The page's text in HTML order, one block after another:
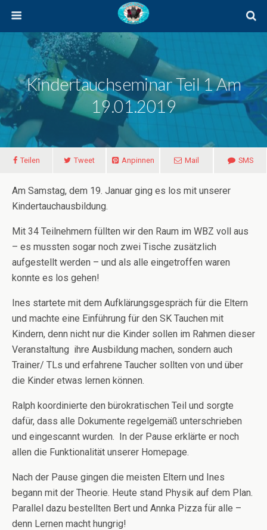
Kindertauchseminar Teil 1 Am
19.01.2019
Teilen Tweet Anpinnen Mail SMS
Am Samstag, dem 19. Januar ging es los mit unserer
Kindertauchausbildung.
Mit 34 Teilnehmern füllten wir den Raum im WBZ voll aus
– es mussten sogar noch zwei Tische zusätzlich
aufgestellt werden – und als alle eingetroffen waren
konnte es los gehen!
Ines startete mit dem Aufklärungsgespräch für die Eltern
und machte eine Einführung für den SK Tauchen mit
Kindern, denn nicht nur die Kinder sollen im Rahmen dieser
Veranstaltung ihre Ausbildung machen, sondern auch
Trainer/ TLs und erfahrene Taucher sollten von und über
die Kinder etwas lernen können.
Ralph koordinierte den bürokratischen Teil und sorgte
dafür, dass alle Dokumente regelgemäß unterschrieben
und eingescannt wurden. In der Pause erklärte er noch
allen die Funktionalität unserer Homepage.
Nach der Pause gingen die meisten Eltern und Ines
begann mit der Theorie. Heute stand Physik auf dem Plan.
Parallel dazu bestellten Bert und Annka Pizza für alle –
denn Lernen macht hungrig!